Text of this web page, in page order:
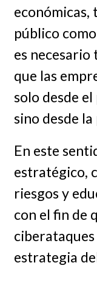
económicas,
público
es
que las
solo desde
sino desde
En este
estratégico,
riesgos y
con el fin de
estrategia